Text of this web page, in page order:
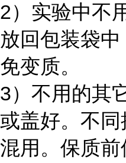
2）实验中不
放回包装袋
免变质。
3）不用的其
或盖好。不
混用。保质前